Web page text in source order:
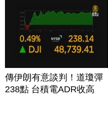
傳伊朗有意談判！道瓊彈
238點 台積電ADR收高